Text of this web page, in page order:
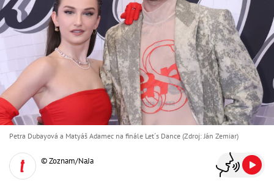
Petra Dubayová a Matyáš Adamec na finále Let´s Dance (Zdroj: Ján Zemiar)
© Zoznam/NaJa